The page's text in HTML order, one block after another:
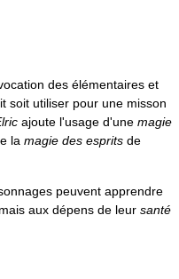
des élémentaires et
soit utiliser pour une misson
ajoute l'usage d'une magie
la magie des esprits de
peuvent apprendre
aux dépens de leur santé